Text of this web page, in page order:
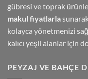
gübresi ve toprak
makul fiyatlarla
kolayca yönetmenizi
kalıcı yeşil alanlar için
PEYZAJ VE BAHÇE